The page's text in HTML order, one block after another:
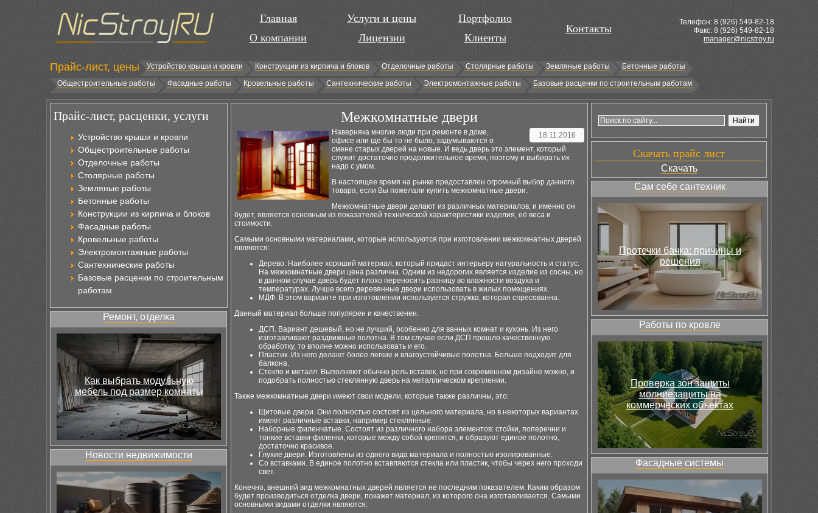
Главная
О компании
Услуги и цены
Лицензии
Портфолио
Клиенты
Контакты
Телефон: 8 (926) 549-82-18
Факс: 8 (926) 549-82-18
manager@nicstroy.ru
Прайс-лист, цены Устройство крыши и кровли Конструкции из кирпича и блоков Отделочные работы Столярные работы Земляные работы
Бетонные работы
Общестроительные работы
Фасадные работы Кровельные работы Сантехнические работы Электромонтажные работы Базовые расценки по строительным работам
Прайс-лист, расценки, услуги
Устройство крыши и кровли
Общестроительные работы
Отделочные работы
Столярные работы
Земляные работы
Бетонные работы
Конструкции из кирпича и блоков
Фасадные работы
Кровельные работы
Электромонтажные работы
Сантехнические работы
Базовые расценки по строительным
работам
Ремонт, отделка
Как выбрать модульную
мебель под размер комнаты
Новости недвижимости
Межкомнатные двери
18.11.2016
Наверняка многие люди при ремонте в доме,
офисе или где бы то не было, задумываются о
смене старых дверей на новые. И ведь дверь это элемент, который
служит достаточно продолжительное время, поэтому и выбирать их
надо с умом.
В настоящее время на рынке предоставлен огромный выбор данного
товара, если Вы пожелали купить межкомнатные двери.
Межкомнатные двери делают из различных материалов, и именно он
будет, является основным из показателей технической характеристики изделия, её веса и
стоимости.
Самыми основными материалами, которые используются при изготовлении межкомнатных дверей
являются:
Дерево. Наиболее хороший материал, который придаст интерьеру натуральность и статус.
На межкомнатные двери цена различна. Одним из недорогих является изделие из сосны, но
в данном случае дверь будет плохо переносить разницу во влажности воздуха и
температурах. Лучше всего деревянные двери использовать в жилых помещениях.
МДФ. В этом варианте при изготовлении используется стружка, которая спресованна.
Данный материал больше популярен и качественен.
ДСП. Вариант дешевый, но не лучший, особенно для ванных комнат и кухонь. Из него
изготавливают раздвижные полотна. В том случае если ДСП прошло качественную
обработку, то вполне можно использовать и его.
Пластик. Из него делают более легкие и влагоустойчивые полотна. Больше подходит для
балкона.
Стекло и металл. Выполняют обычно роль вставок, но при современном дизайне можно, и
подобрать полностью стеклянную дверь на металлическом креплении.
Также межкомнатные двери имеют свои модели, которые также различны, это:
Щитовые двери. Они полностью состоят из цельного материала, но в некоторых вариантах
имеют различные вставки, например стеклянные.
Наборные филенчатые. Состоят из различного набора элементов: стойки, поперечни и
тонкие вставки-филенки, которые между собой крепятся, и образуют единое полотно,
достаточно красивое.
Глухие двери. Изготовлены из одного вида материала и полностью изолированные.
Со вставками. В единое полотно вставляются стекла или пластик, чтобы через него проходи
свет.
Конечно, внешний вид межкомнатных дверей является не последним показателем. Каким образом
будет производиться отделка двери, покажет материал, из которого она изготавливается. Самыми
основными видами отделки являются:
Скачать прайс лист
Скачать
Сам себе сантехник
Протечки бачка: причины и
решения
Работы по кровле
Проверка зон защиты
молниезащиты на
коммерческих объектах
Фасадные системы